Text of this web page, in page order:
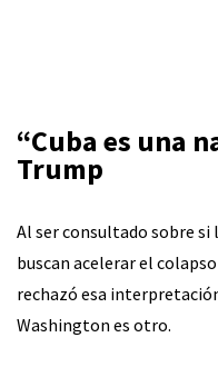
“Cuba es una
Trump
Al ser consultado sobre si
buscan acelerar el
rechazó esa
Washington es otro.